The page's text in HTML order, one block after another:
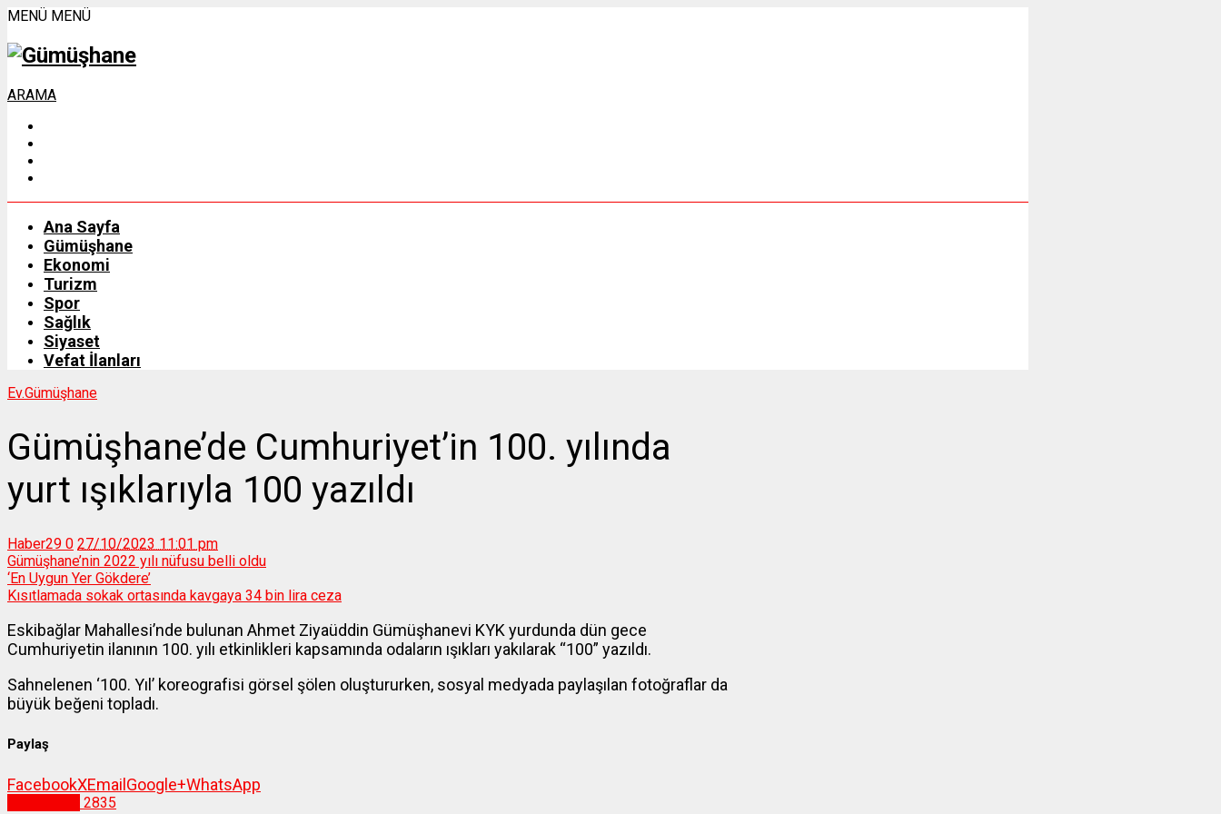
MENÜ MENÜ
ARAMA
Ana Sayfa
Gümüşhane
Ekonomi
Turizm
Spor
Sağlık
Siyaset
Vefat İlanları
Ev.Gümüşhane
Gümüşhane’de Cumhuriyet’in 100. yılında
yurt ışıklarıyla 100 yazıldı
Haber29 0 27/10/2023 11:01 pm
Gümüşhane’nin 2022 yılı nüfusu belli oldu
‘En Uygun Yer Gökdere’
Kısıtlamada sokak ortasında kavgaya 34 bin lira ceza
Eskibağlar Mahallesi’nde bulunan Ahmet Ziyaüddin Gümüşhanevi KYK yurdunda dün gece
Cumhuriyetin ilanının 100. yılı etkinlikleri kapsamında odaların ışıkları yakılarak “100” yazıldı.
Sahnelenen ‘100. Yıl’ koreografisi görsel şölen oluştururken, sosyal medyada paylaşılan fotoğraflar da
büyük beğeni topladı.
Paylaş
FacebookXEmail Google+WhatsApp
2835